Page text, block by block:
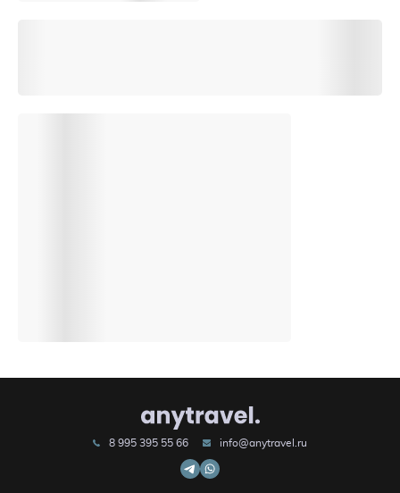
8 995 395 55 66 info@anytravel.ru